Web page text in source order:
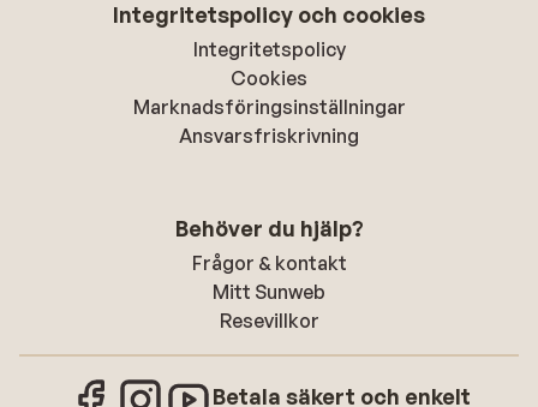
Integritetspolicy och cookies
Integritetspolicy
Cookies
Marknadsföringsinställningar
Ansvarsfriskrivning
Behöver du hjälp?
Frågor & kontakt
Mitt Sunweb
Resevillkor
Betala säkert och enkelt